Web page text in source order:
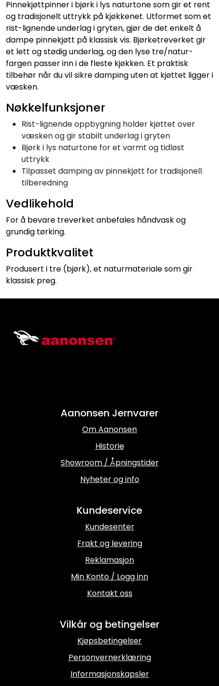
Pinnekjøttpinner i bjørk i lys naturtone som gir et rent
og tradisjonelt uttrykk på kjøkkenet. Utformet som et
rist-lignende underlag i gryten, gjør de det enkelt å
dampe pinnekjøtt på klassisk vis. Bjørketreverket gir
et lett og stødig underlag, og den lyse tre/natur-
fargen passer inn i de fleste kjøkken. Et praktisk
tilbehør når du vil sikre damping uten at kjøttet ligger i
væsken.
Nøkkelfunksjoner
Rist-lignende oppbygning holder kjøttet over
væsken og gir stabilt underlag i gryten
Bjørk i lys naturtone for et varmt og tidløst
uttrykk
Tilpasset damping av pinnekjøtt for tradisjonell
tilberedning
Vedlikehold
For å bevare treverket anbefales håndvask og
grundig tørking.
Produktkvalitet
Produsert i tre (bjørk), et naturmateriale som gir
klassisk preg.
Aanonsen Jernvarer
Om Aanonsen
Historie
Showroom / Åpningstider
Nyheter og info
Kundeservice
Kundesenter
Frakt og levering
Reklamasjon
Min Konto / Logg inn
Kontakt oss
Vilkår og betingelser
Kjøpsbetingelser
Personvernerklæring
Informasjonskapsler